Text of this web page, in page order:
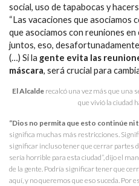
social, uso de tapabocas y
“Las vacaciones que asociamos
que asociamos con reuniones
juntos, eso,
(…) Si la gente evita las
máscara, será crucial para
El Alcalderecalcó una vez más que una
que vivió la ciudad
“Dios no permita que esto continúe ni
significa muchas más restricciones.
significar incluso tener que cerrar partes
sería horrible para esta ciudad”, dijo el
de la gente. Podría significar tener que
aquí, y no queremos que eso suceda. Por